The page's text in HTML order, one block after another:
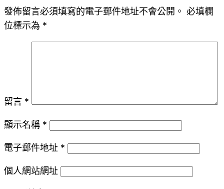
發佈留言必須填寫的電子郵件地址不會公開。 必填欄
位標示為 *
留言 *
顯示名稱 *
電子郵件地址 *
個人網站網址